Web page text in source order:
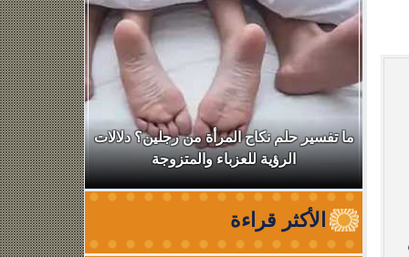
ما تفسير حلم نكاح المرأة من رجلين؟ دلالات
الرؤية للعزباء والمتزوجة
نقابة
من
الأكثر قراءة